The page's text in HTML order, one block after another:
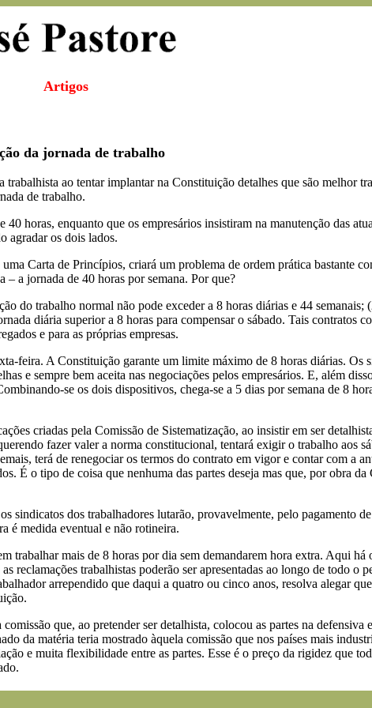
Artigos
da jornada de trabalho
ao tentar implantar na Constituição detalhes que são melhor
de trabalho.
horas, enquanto que os empresários insistiram na manutenção das
agradar os dois lados.
Carta de Princípios, criará um problema de ordem prática bastante
a jornada de 40 horas por semana. Por que?
do trabalho normal não pode exceder a 8 horas diárias e 44 semanais;
diária superior a 8 horas para compensar o sábado. Tais contratos
e para as próprias empresas.
feira. A Constituição garante um limite máximo de 8 horas diárias. Os
e sempre bem aceita nas negociações pelos empresários. E, além
se os dois dispositivos, chega-se a 5 dias por semana de 8
criadas pela Comissão de Sistematização, ao insistir em ser
fazer valer a norma constitucional, tentará exigir o trabalho aos
terá de renegociar os termos do contrato em vigor e contar com a
É o tipo de coisa que nenhuma das partes deseja mas que, por obra da
sindicatos dos trabalhadores lutarão, provavelmente, pelo pagamento
é medida eventual e não rotineira.
trabalhar mais de 8 horas por dia sem demandarem hora extra. Aqui há
reclamações trabalhistas poderão ser apresentadas ao longo de todo o
arrependido que daqui a quatro ou cinco anos, resolva alegar
que, ao pretender ser detalhista, colocou as partes na
da matéria teria mostrado àquela comissão que nos países mais
e muita flexibilidade entre as partes. Esse é o preço da rigidez que